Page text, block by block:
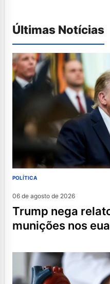
Últimas Notícias
POLÍTICA
06 de agosto de 2026
trump nega relato sobre escassez de
munições nos eua